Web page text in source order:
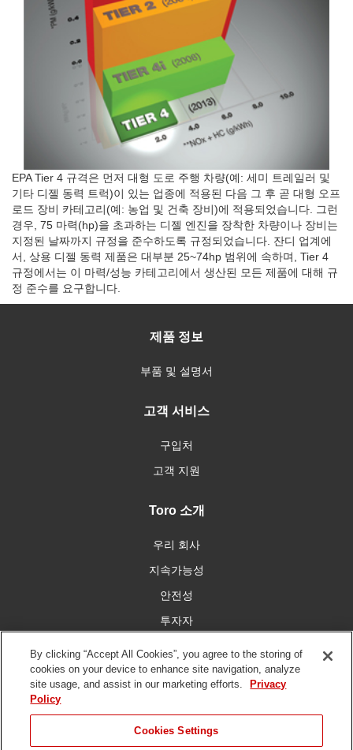
EPA Tier 4 규격은 먼저 대형 도로 주행 차량(예: 세미 트레일러 및
기타 디젤 동력 트럭)이 있는 업종에 적용된 다음 그 후 곧 대형 오프
로드 장비 카테고리(예: 농업 및 건축 장비)에 적용되었습니다. 그런
경우, 75 마력(hp)을 초과하는 디젤 엔진을 장착한 차량이나 장비는
지정된 날짜까지 규정을 준수하도록 규정되었습니다. 잔디 업계에
서, 상용 디젤 동력 제품은 대부분 25~74hp 범위에 속하며, Tier 4
규정에서는 이 마력/성능 카테고리에서 생산된 모든 제품에 대해 규
정 준수를 요구합니다.
제품 정보
부품 및 설명서
고객 서비스
구입처
고객 지원
Toro 소개
우리 회사
지속가능성
안전성
투자자
우리와 함께 연결
By clicking “Accept All Cookies”, you agree to the storing of
cookies on your device to enhance site navigation, analyze
site usage, and assist in our marketing efforts.
Privacy
Policy
Cookies Settings